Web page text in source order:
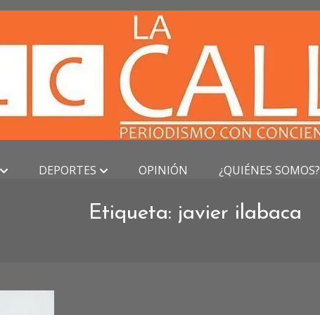
DEPORTES OPINIÓN ¿QUIÉNES SOMOS?
Etiqueta: javier ilabaca